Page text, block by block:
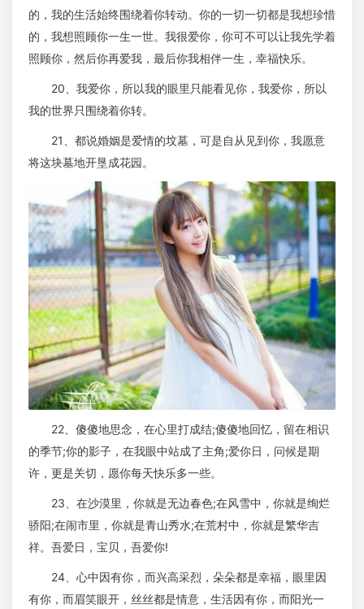
的，我的生活始终围绕着你转动。你的一切一切都是我想珍惜
的，我想照顾你一生一世。我很爱你，你可不可以让我先学着
照顾你，然后你再爱我，最后你我相伴一生，幸福快乐。
20、我爱你，所以我的眼里只能看见你，我爱你，所以
我的世界只围绕着你转。
21、都说婚姻是爱情的坟墓，可是自从见到你，我愿意
将这块墓地开垦成花园。
22、傻傻地思念，在心里打成结;傻傻地回忆，留在相识
的季节;你的影子，在我眼中站成了主角;爱你日，问候是期
许，更是关切，愿你每天快乐多一些。
23、在沙漠里，你就是无边春色;在风雪中，你就是绚烂
骄阳;在闹市里，你就是青山秀水;在荒村中，你就是繁华吉
祥。吾爱日，宝贝，吾爱你!
24、心中因有你，而兴高采烈，朵朵都是幸福，眼里因
有你，而眉笑眼开，丝丝都是情意，生活因有你，而阳光一